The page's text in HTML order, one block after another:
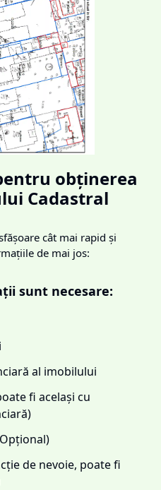
obținerea
Cadastral
cât mai rapid și
de mai jos:
sunt necesare:
al imobilului
fi același cu
de nevoie, poate fi